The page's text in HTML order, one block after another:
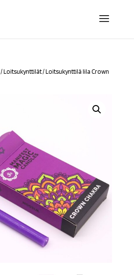
/Loitsukynttilät/ Loitsukynttilä lila Crown